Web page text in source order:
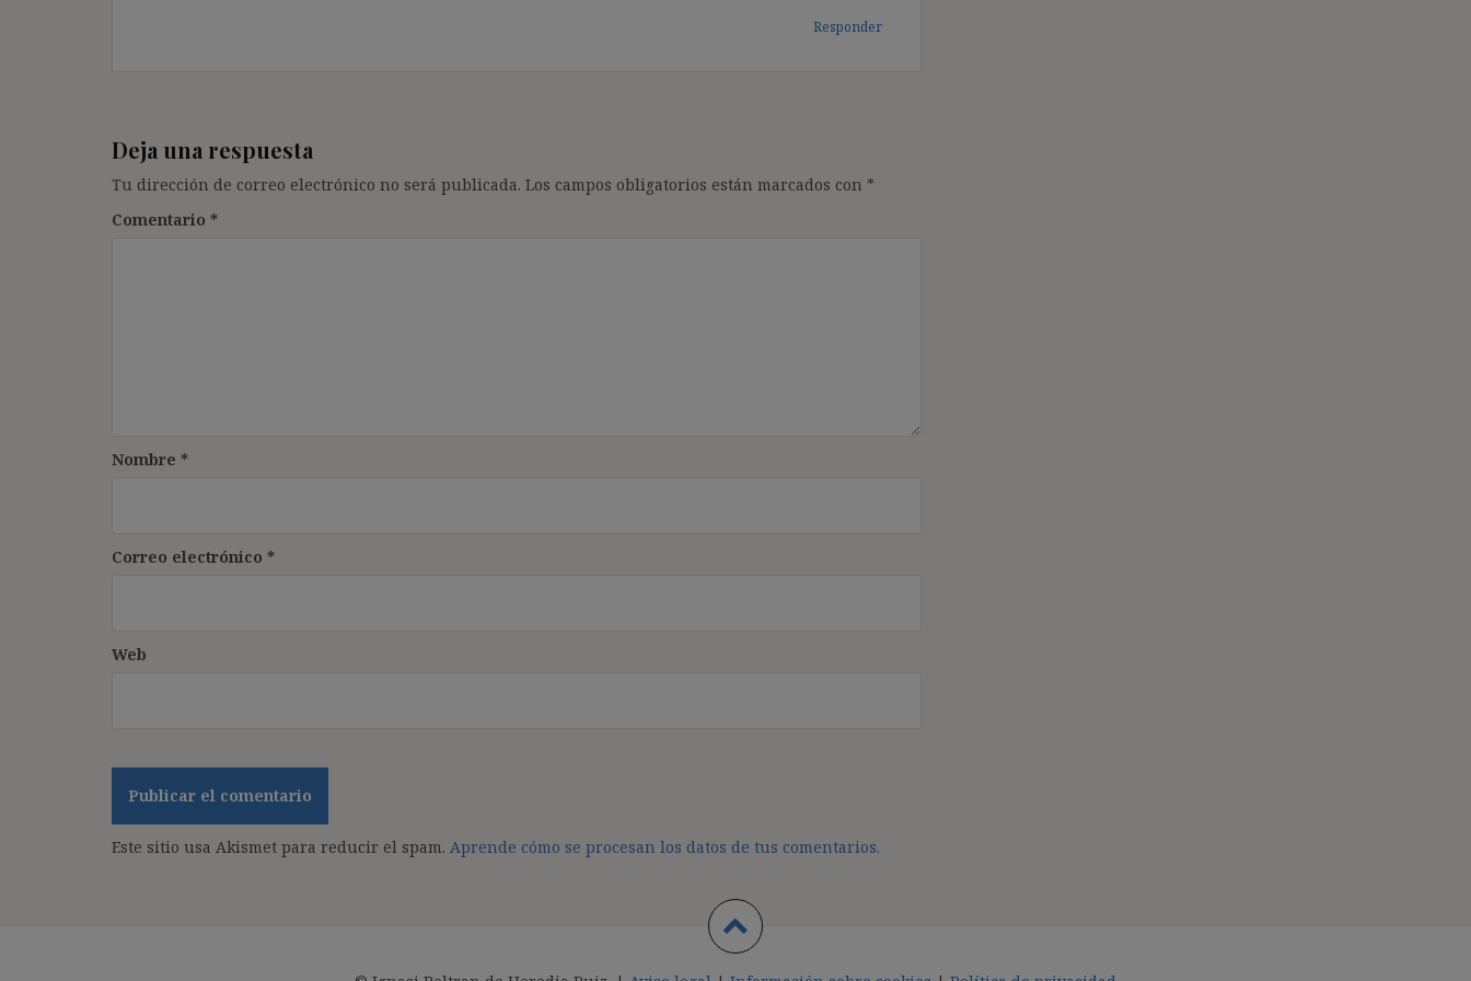
Responder
Deja una respuesta
Tu dirección de correo electrónico no será publicada. Los campos obligatorios están marcados con *
Comentario *
Nombre *
Correo electrónico *
Web
Este sitio usa Akismet para reducir el spam. Aprende cómo se procesan los datos de tus comentarios.